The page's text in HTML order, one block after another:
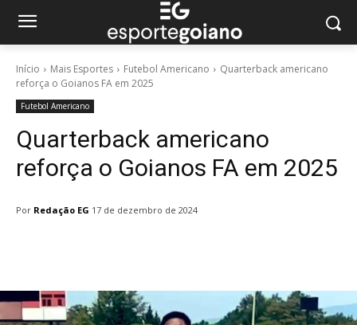
Início Mais Esportes Futebol Americano
Quarterback americano
reforça o Goianos FA em 2025
Futebol Americano
Quarterback americano
reforça o Goianos FA em 2025
Por Redação EG 17 de dezembro de 2024